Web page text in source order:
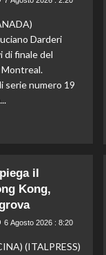
Darderi
di finale del
serie numero 19
il
Kong,
6 Agosto 2026 : 8:20
(ITALPRESS)